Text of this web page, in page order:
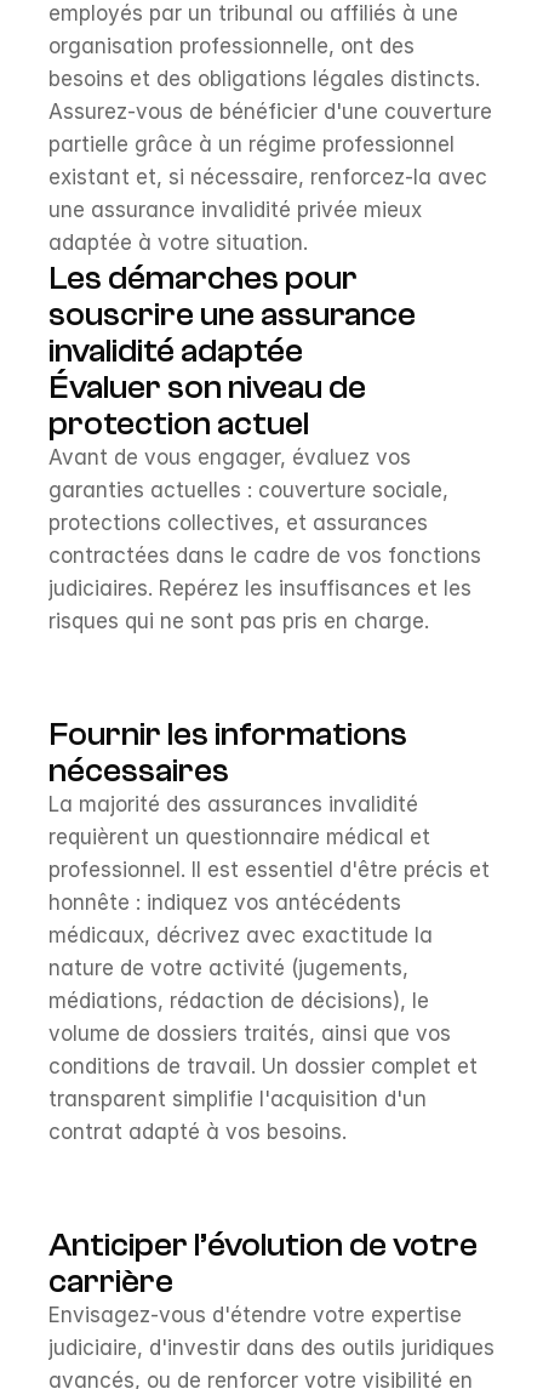
employés par un tribunal ou affiliés à une
organisation professionnelle, ont des
besoins et des obligations légales distincts.
Assurez-vous de bénéficier d'une couverture
partielle grâce à un régime professionnel
existant et, si nécessaire, renforcez-la avec
une assurance invalidité privée mieux
adaptée à votre situation.
Les démarches pour
souscrire une assurance
invalidité adaptée
Évaluer son niveau de
protection actuel
Avant de vous engager, évaluez vos
garanties actuelles : couverture sociale,
protections collectives, et assurances
contractées dans le cadre de vos fonctions
judiciaires. Repérez les insuffisances et les
risques qui ne sont pas pris en charge.
Fournir les informations
nécessaires
La majorité des assurances invalidité
requièrent un questionnaire médical et
professionnel. Il est essentiel d'être précis et
honnête : indiquez vos antécédents
médicaux, décrivez avec exactitude la
nature de votre activité (jugements,
médiations, rédaction de décisions), le
volume de dossiers traités, ainsi que vos
conditions de travail. Un dossier complet et
transparent simplifie l'acquisition d'un
contrat adapté à vos besoins.
Anticiper l’évolution de votre
carrière
Envisagez-vous d'étendre votre expertise
judiciaire, d'investir dans des outils juridiques
avancés, ou de renforcer votre visibilité en